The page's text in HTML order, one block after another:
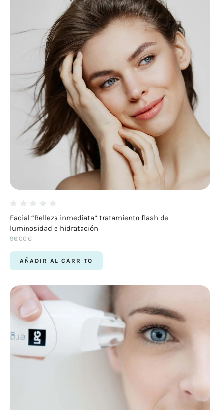
Facial “Belleza inmediata” tratamiento flash de
luminosidad e hidratación
96,00 €
AÑADIR AL CARRITO